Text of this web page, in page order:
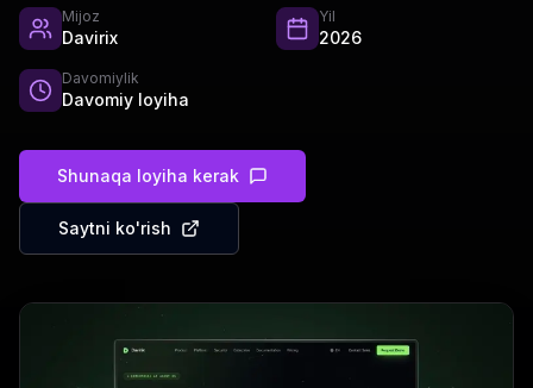
Mijoz
Davirix
Yil
2026
Davomiylik
Davomiy loyiha
Shunaqa loyiha kerak
Saytni ko'rish